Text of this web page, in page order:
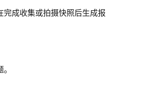
成收集或拍摄快照后生成报